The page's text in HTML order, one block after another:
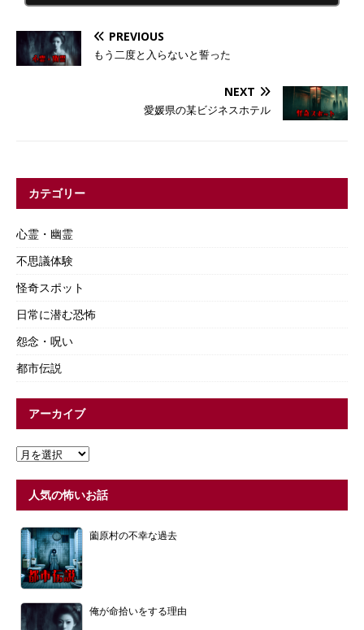
PREVIOUS
もう二度と入らないと誓った
NEXT
愛媛県の某ビジネスホテル
カテゴリー
心霊・幽霊
不思議体験
怪奇スポット
日常に潜む恐怖
怨念・呪い
都市伝説
アーカイブ
人気の怖いお話
薗原村の不幸な過去
俺が命拾いをする理由